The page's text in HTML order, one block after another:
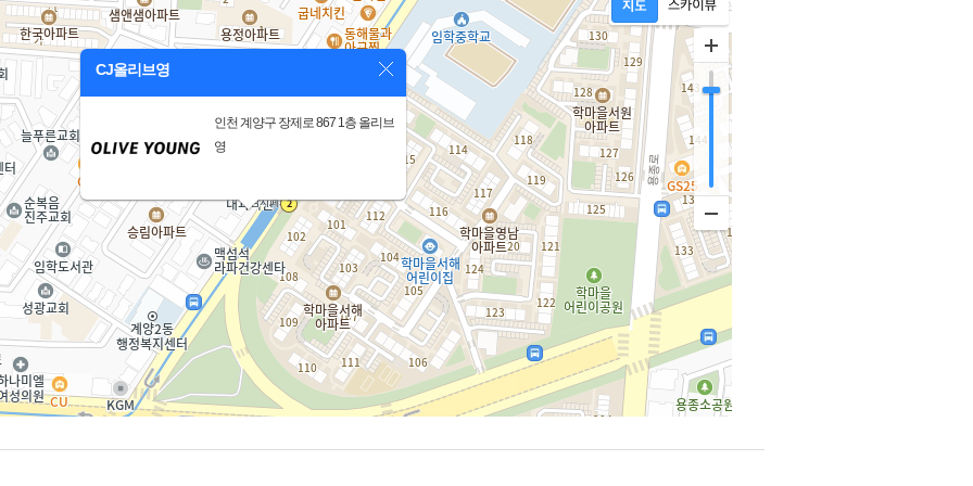
CJ올리브영
인천 계양구 장제로 867 1층 올리브
영